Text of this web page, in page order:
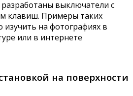
выключатели с
клавиш. Примеры таких
на фотографиях в
или в интернете
на поверхности